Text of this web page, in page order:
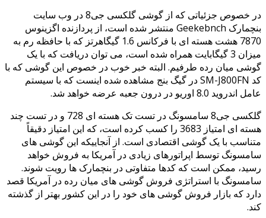
در خصوص جزئیاتی که از گوشی گلکسی جی8 در وب سایت
بنچمارک Geekebnch منتشر شده است، از پردازنده اگزینوس
7870 هشت هسته ای با فرکانس 1.6 گیگاهرتز که با حافظه رم به
میزان 3 گیگابایت همراه شده است، می توان دریافت که با یک
گوشی میان رده طرفیم. البته خبر خوب در خصوص این گوشی که با
کد SM-J800FN در گیگ بنج مشاهده شده اینست که با سیستم
عامل اندروید 8.0 اوریو در درون جعبه عرضه خواهد شد.
گلکسی جی8 سامسونگ در تست تک هسته ای 728 و در تست چند
هسته ای امتیاز 3683 را کسب کرده است، که این امتیاز دقیقاً
متناسب با یک گوشی اقتصادی است. از آنجاییکه این گوشی های
سامسونگ توسط اپراتورهای زیادی در آمریکا به فروش خواهد
رسید، ممکن است که کدها متفاوتی در بنچمارک ها رویت شوند.
سامسونگ با استراتژی فروش گوشی های میان رده در آمریکا قصد
دارد که بازار فروش گوشی های خود را در این کشور بهتر از گذشته
کند.